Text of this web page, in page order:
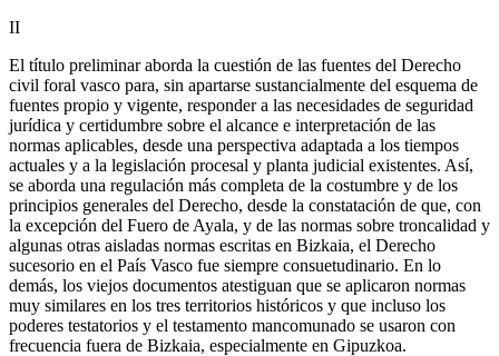
II
El título preliminar aborda la cuestión de las fuentes del Derecho
civil foral vasco para, sin apartarse sustancialmente del esquema de
fuentes propio y vigente, responder a las necesidades de seguridad
jurídica y certidumbre sobre el alcance e interpretación de las
normas aplicables, desde una perspectiva adaptada a los tiempos
actuales y a la legislación procesal y planta judicial existentes. Así,
se aborda una regulación más completa de la costumbre y de los
principios generales del Derecho, desde la constatación de que, con
la excepción del Fuero de Ayala, y de las normas sobre troncalidad y
algunas otras aisladas normas escritas en Bizkaia, el Derecho
sucesorio en el País Vasco fue siempre consuetudinario. En lo
demás, los viejos documentos atestiguan que se aplicaron normas
muy similares en los tres territorios históricos y que incluso los
poderes testatorios y el testamento mancomunado se usaron con
frecuencia fuera de Bizkaia, especialmente en Gipuzkoa.